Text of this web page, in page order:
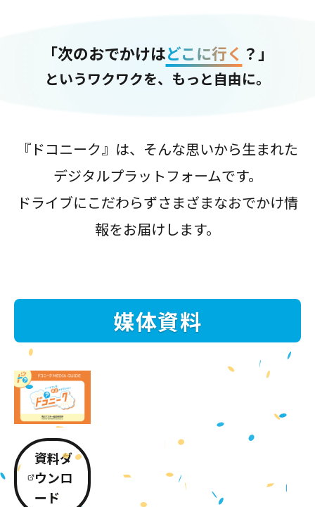
「次のおでかけはどこに行く ？」
というワクワクを、もっと自由に。
『ドコニーク』は、そんな思いから生まれた
デジタルプラットフォームです。
ドライブにこだわらずさまざまなおでかけ情
報をお届けします。
媒体資料
資料ダ
ウンロ
ード